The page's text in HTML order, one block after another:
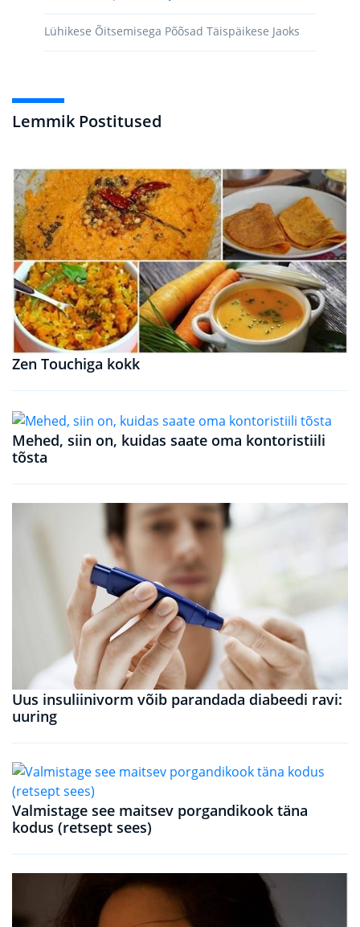
Lühikese Õitsemisega Põõsad Täispäikese Jaoks
Lemmik Postitused
Zen Touchiga kokk
Mehed, siin on, kuidas saate oma kontoristiili
tõsta
Uus insuliinivorm võib parandada diabeedi ravi:
uuring
Valmistage see maitsev porgandikook täna
kodus (retsept sees)